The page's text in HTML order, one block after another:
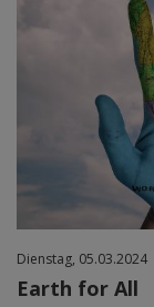
Dienstag, 05.03.2024
Earth for All